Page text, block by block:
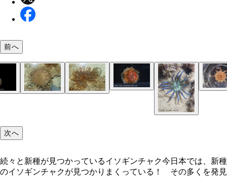
続々と新種が見つかっているイソギンチャク
触手（写真上方）を伸ばすウミノフジサン。その
前へ
次へ
続々と新種が見つかっているイソギンチャク今日本では、新種
のイソギンチャクが見つかりまくっている！ その多くを発見